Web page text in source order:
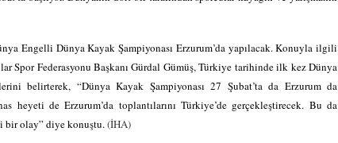
Engelli Dünya Kayak Şampiyonası Erzurum’da yapılacak. Konuyla ilgili
Spor Federasyonu Başkanı Gürdal Gümüş, Türkiye tarihinde ilk kez Dünya
belirterek, “Dünya Kayak Şampiyonası 27 Şubat’ta da Erzurum da
heyeti de Erzurum’da toplantılarını Türkiye’de gerçekleştirecek. Bu da
bir olay” diye konuştu.(İHA)